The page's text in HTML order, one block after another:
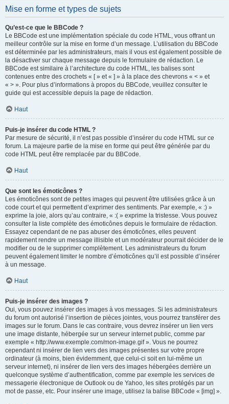
Mise en forme et types de sujets
Qu’est-ce que le BBCode ?
Le BBCode est une implémentation spéciale du code HTML, vous offrant un
meilleur contrôle sur la mise en forme d’un message. L’utilisation du BBCode
est déterminée par les administrateurs, mais il vous est également possible de
la désactiver sur chaque message depuis le formulaire de rédaction. Le
BBCode est similaire à l’architecture du code HTML, les balises sont
contenues entre des crochets « [ » et « ] » à la place des chevrons « < » et
« > ». Pour plus d’informations à propos du BBCode, veuillez consulter le
guide qui est accessible depuis la page de rédaction.
Haut
Puis-je insérer du code HTML ?
Par mesure de sécurité, il n’est pas possible d’insérer du code HTML sur ce
forum. La majeure partie de la mise en forme qui peut être générée par du
code HTML peut être remplacée par du BBCode.
Haut
Que sont les émoticônes ?
Les émoticônes sont de petites images qui peuvent être utilisées grâce à un
code court et qui permettent d’exprimer des sentiments. Par exemple, « :) »
exprime la joie, alors qu’au contraire, « :( » exprime la tristesse. Vous pouvez
consulter la liste complète des émoticônes depuis le formulaire de rédaction.
Essayez cependant de ne pas abuser des émoticônes, elles peuvent
rapidement rendre un message illisible et un modérateur pourrait décider de le
modifier ou de le supprimer complètement. Les administrateurs du forum
peuvent également limiter le nombre d’émoticônes qu’il est possible d’insérer
à un message.
Haut
Puis-je insérer des images ?
Oui, vous pouvez insérer des images à vos messages. Si les administrateurs
du forum ont autorisé l’insertion de pièces jointes, vous pourrez transférer des
images sur le forum. Dans le cas contraire, vous devrez insérer un lien vers
une image distante, hébergée sur un serveur internet public, comme par
exemple « http://www.exemple.com/mon-image.gif ». Vous ne pourrez
cependant ni insérer de lien vers des images présentes sur votre propre
ordinateur (à moins, bien évidemment, que celui-ci soit en lui-même un
serveur internet), ni insérer de lien vers des images hébergées derrière un
quelconque système d’authentification, comme par exemple les services de
messagerie électronique de Outlook ou de Yahoo, les sites protégés par un
mot de passe, etc. Pour insérer une image, utilisez la balise BBCode « [img] ».